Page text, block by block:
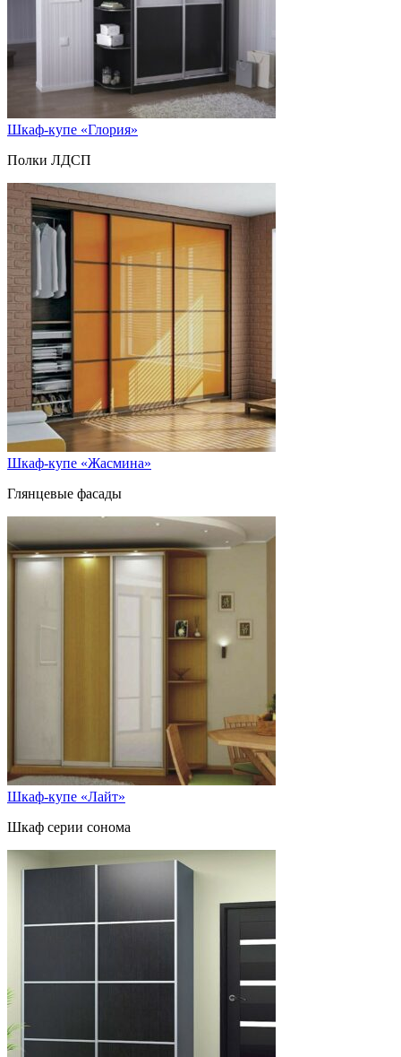
Шкаф-купе «Глория»
Полки ЛДСП
Шкаф-купе «Жасмина»
Глянцевые фасады
Шкаф-купе «Лайт»
Шкаф серии сонома